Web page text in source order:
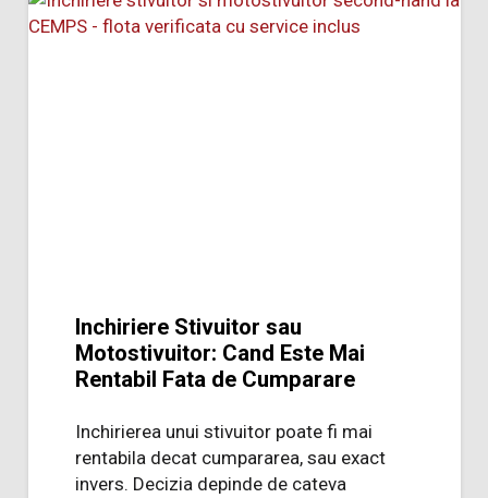
Inchiriere Stivuitor sau
Motostivuitor: Cand Este Mai
Rentabil Fata de Cumparare
Inchirierea unui stivuitor poate fi mai
rentabila decat cumpararea, sau exact
invers. Decizia depinde de cateva